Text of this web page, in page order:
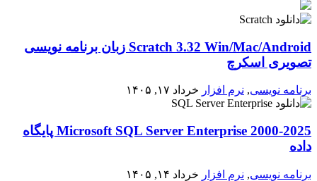
Scratch 3.32 Win/Mac/Android زبان برنامه نویسی
تصویری اسکرچ
برنامه نویسی, نرم افزار خرداد ۱۷, ۱۴۰۵
2000-2025 Microsoft SQL Server Enterprise پایگاه
داده
برنامه نویسی, نرم افزار خرداد ۱۴, ۱۴۰۵